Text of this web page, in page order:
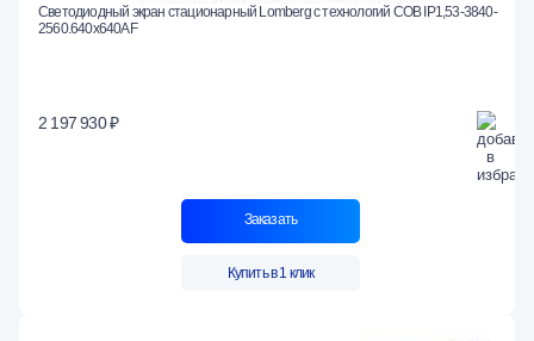
Светодиодный экран стационарный Lomberg с технологий COB IP1,53-3840-
2560.640x640AF
2 197 930 ₽
Заказать
Купить в 1 клик